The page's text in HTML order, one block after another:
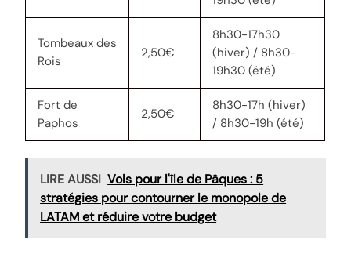
Tombeaux des
Rois
2,50€
8h30-17h30
(hiver) / 8h30-
19h30 (été)
Fort de
Paphos
2,50€
8h30-17h (hiver)
/ 8h30-19h (été)
LIRE AUSSI Vols pour l'île de Pâques : 5
stratégies pour contourner le monopole de
LATAM et réduire votre budget